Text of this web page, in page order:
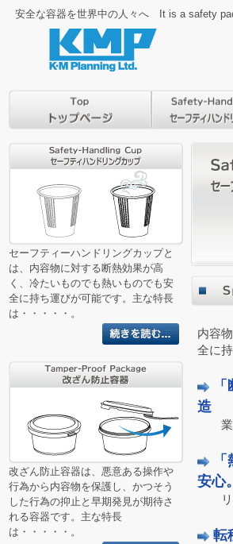
安全な容器を世界中の人々へ It is a safety
セーフティーハンドリングカップと
は、内容物に対する断熱効果が高
く、冷たいものでも熱いものでも安
全に持ち運びが可能です。主な特長
は・・・・・。
改ざん防止容器は、悪意ある操作や
行為から内容物を保護し、かつそう
した行為の抑止と早期発見が期待さ
れる容器です。主な特長
は・・・・・。
内容
全に
造
業界
安心。
リブ
転